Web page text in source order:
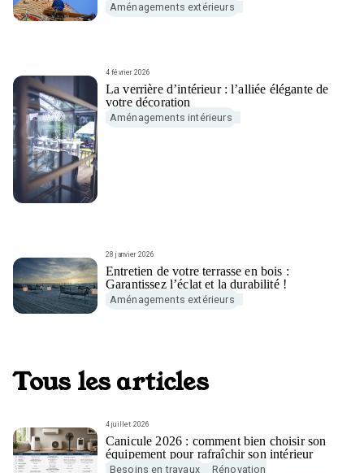
Aménagements extérieurs
4 février 2026
La verrière d’intérieur : l’alliée élégante de
votre décoration
Aménagements intérieurs
28 janvier 2026
Entretien de votre terrasse en bois :
Garantissez l’éclat et la durabilité !
Aménagements extérieurs
Tous les articles
4 juillet 2026
Canicule 2026 : comment bien choisir son
équipement pour rafraîchir son intérieur
Besoins en travaux
Rénovation